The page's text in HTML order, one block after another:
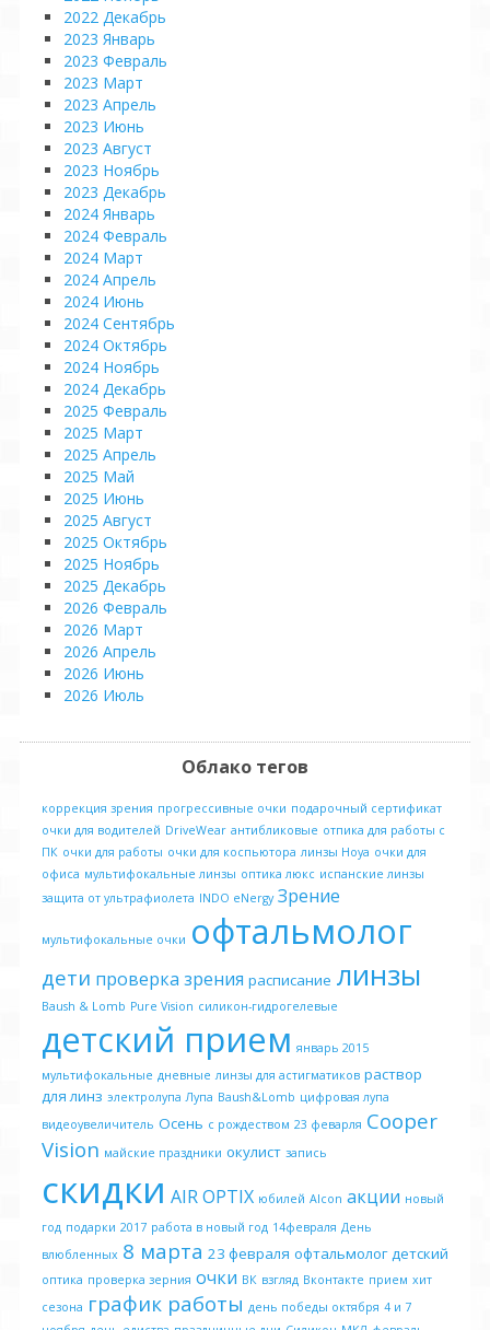
2022 Декабрь
2023 Январь
2023 Февраль
2023 Март
2023 Апрель
2023 Июнь
2023 Август
2023 Ноябрь
2023 Декабрь
2024 Январь
2024 Февраль
2024 Март
2024 Апрель
2024 Июнь
2024 Сентябрь
2024 Октябрь
2024 Ноябрь
2024 Декабрь
2025 Февраль
2025 Март
2025 Апрель
2025 Май
2025 Июнь
2025 Август
2025 Октябрь
2025 Ноябрь
2025 Декабрь
2026 Февраль
2026 Март
2026 Апрель
2026 Июнь
2026 Июль
Облако тегов
коррекция зрения прогрессивные очки подарочный сертификат
очки для водителей DriveWear антибликовые отпика для работы с
ПК очки для работы очки для коспьютора линзы Hoya очки для
офиса мультифокальные линзы оптика люкс испанские линзы
защита от ультрафиолета INDO eNergy Зрение
мультифокальные очки офтальмолог
дети проверка зрения расписание линзы
Baush & Lomb Pure Vision силикон-гидрогелевые
детский прием январь 2015
мультифокальные дневные линзы для астигматиков раствор
для линз электролупа Лупа Baush&Lomb цифровая лупа
видеоувеличитель Осень с рождеством 23 феварля Cooper
Vision майские праздники окулист запись
скидки AIR OPTIX юбилей Alcon акции новый
год подарки 2017 работа в новый год 14февраля День
влюбленных 8 марта 23 февраля офтальмолог детский
оптика проверка зерния очки ВК взгляд Вконтакте прием хит
сезона график работы день победы октября 4 и 7